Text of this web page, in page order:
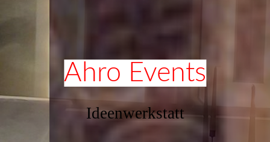
Ahro Events
Ideenwerkstatt